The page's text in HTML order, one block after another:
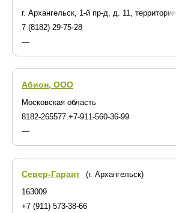
г. Архангельск, 1-й пр-д, д. 11,
7 (8182) 29-75-28
—
Абион, ООО
Московская область
8182-265577.+7-911-560-36-99
—
Север-Гарант
(г. Архангельск)
163009
+7 (911) 573-38-66